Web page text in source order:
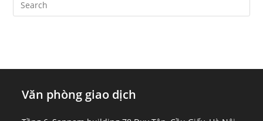
Văn phòng giao dịch